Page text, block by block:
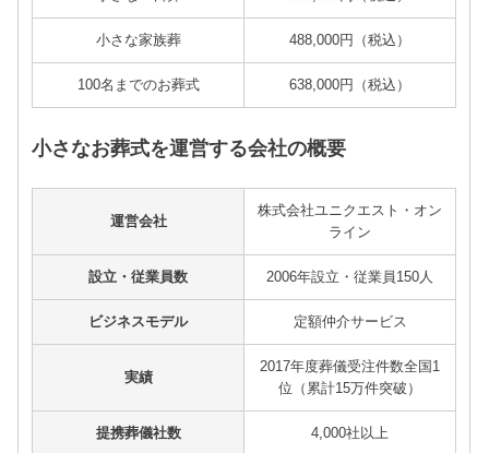
小さな家族葬 488,000円（税込）
100名までのお葬式 638,000円（税込）
小さなお葬式を運営する会社の概要
運営会社
株式会社ユニクエスト・オン
ライン
設立・従業員数 2006年設立・従業員150人
ビジネスモデル 定額仲介サービス
実績
2017年度葬儀受注件数全国1
位（累計15万件突破）
提携葬儀社数 4,000社以上